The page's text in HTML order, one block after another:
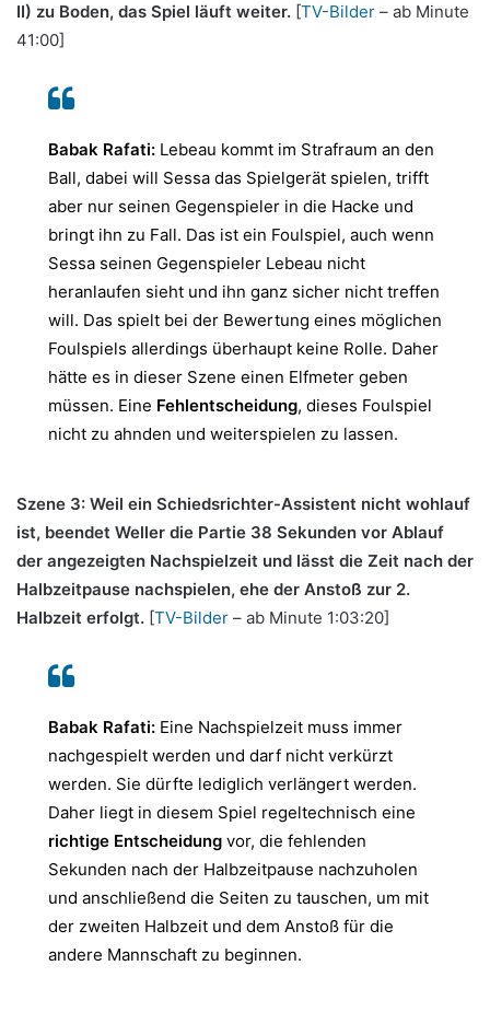
II) zu Boden, das Spiel läuft weiter. [TV-Bilder – ab Minute
41:00]
Babak Rafati: Lebeau kommt im Strafraum an den
Ball, dabei will Sessa das Spielgerät spielen, trifft
aber nur seinen Gegenspieler in die Hacke und
bringt ihn zu Fall. Das ist ein Foulspiel, auch wenn
Sessa seinen Gegenspieler Lebeau nicht
heranlaufen sieht und ihn ganz sicher nicht treffen
will. Das spielt bei der Bewertung eines möglichen
Foulspiels allerdings überhaupt keine Rolle. Daher
hätte es in dieser Szene einen Elfmeter geben
müssen. Eine Fehlentscheidung, dieses Foulspiel
nicht zu ahnden und weiterspielen zu lassen.
Szene 3: Weil ein Schiedsrichter-Assistent nicht wohlauf
ist, beendet Weller die Partie 38 Sekunden vor Ablauf
der angezeigten Nachspielzeit und lässt die Zeit nach der
Halbzeitpause nachspielen, ehe der Anstoß zur 2.
Halbzeit erfolgt. [TV-Bilder – ab Minute 1:03:20]
Babak Rafati: Eine Nachspielzeit muss immer
nachgespielt werden und darf nicht verkürzt
werden. Sie dürfte lediglich verlängert werden.
Daher liegt in diesem Spiel regeltechnisch eine
richtige Entscheidung vor, die fehlenden
Sekunden nach der Halbzeitpause nachzuholen
und anschließend die Seiten zu tauschen, um mit
der zweiten Halbzeit und dem Anstoß für die
andere Mannschaft zu beginnen.